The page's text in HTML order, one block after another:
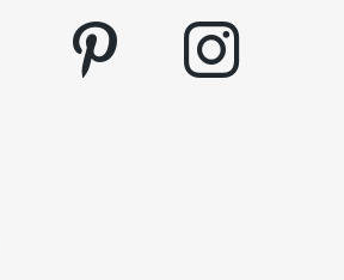
pinterest instagram